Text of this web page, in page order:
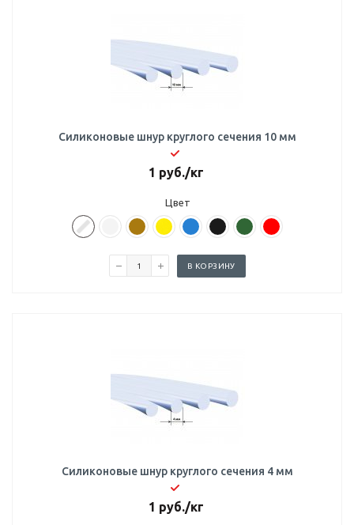
Силиконовые шнур круглого сечения 10 мм
1 руб./кг
Цвет
В КОРЗИНУ
Силиконовые шнур круглого сечения 4 мм
1 руб./кг